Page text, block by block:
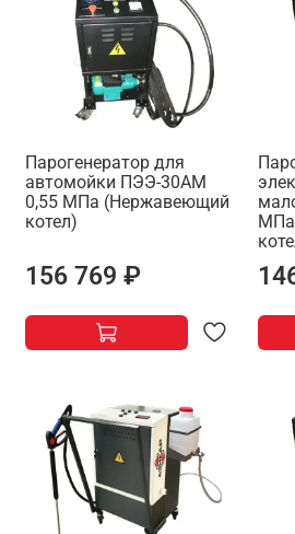
Парогенератор для
автомойки ПЭЭ-30АМ
0,55 МПа (Нержавеющий
котел)
156 769 ₽